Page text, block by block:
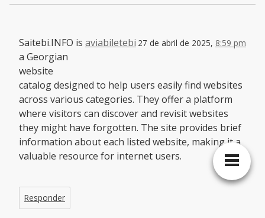
aviabiletebi 27 de abril de 2025, 8:59 pm
Saitebi.INFO is
a Georgian
website
catalog designed to help users easily find websites
across various categories. They offer a platform
where visitors can discover and revisit websites
they might have forgotten. The site provides brief
information about each listed website, making it a
valuable resource for internet users.
Responder